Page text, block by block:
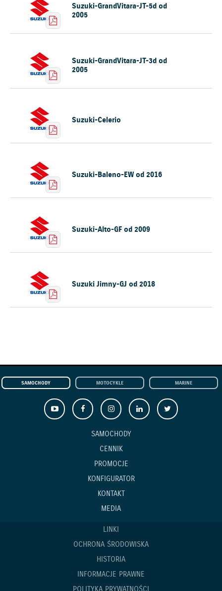
Suzuki-GrandVitara-JT-5d od
2005
Suzuki-GrandVitara-JT-3d od
2005
Suzuki-Celerio
Suzuki-Baleno-EW od 2016
Suzuki-Alto-GF od 2009
Suzuki Jimny-GJ od 2018
SAMOCHODY MOTOCYKLE MARINE
SAMOCHODY
CENNIK
PROMOCJE
KONFIGURATOR
KONTAKT
MEDIA
LINKI
OCHRONA ŚRODOWISKA
HISTORIA
INFORMACJE PRAWNE